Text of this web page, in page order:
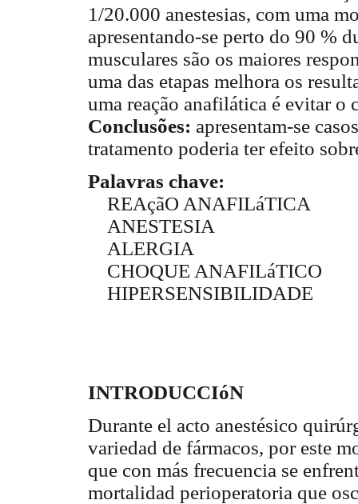
1/20.000 anestesias, com uma
apresentando-se perto do 90 %
musculares são os maiores
uma das etapas melhora os
uma reação anafilática é evitar o
Conclusões: apresentam-se
tratamento poderia ter efeito
Palavras chave:
REAçãO ANAFILáTICA
ANESTESIA
ALERGIA
CHOQUE ANAFILáTICO
HIPERSENSIBILIDADE
INTRODUCCIóN
Durante el acto anestésico
variedad de fármacos, por este
que con más frecuencia se
mortalidad perioperatoria que